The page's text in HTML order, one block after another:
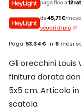
paga fino a12
da45,71 €/mese
scopri di più
Paga 53,34 € in 6 mesi
Gli orecchini
finitura dorata
5x5 cm. Articolo
scatola